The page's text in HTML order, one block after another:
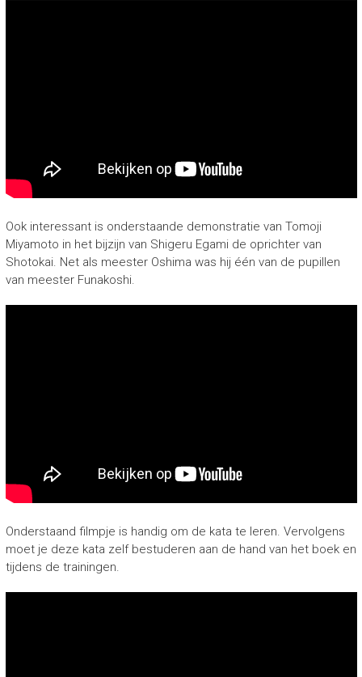
Ook interessant is onderstaande demonstratie van Tomoji
Miyamoto in het bijzijn van Shigeru Egami de oprichter van
Shotokai. Net als meester Oshima was hij één van de pupillen
van meester Funakoshi.
Onderstaand filmpje is handig om de kata te leren. Vervolgens
moet je deze kata zelf bestuderen aan de hand van het boek en
tijdens de trainingen.